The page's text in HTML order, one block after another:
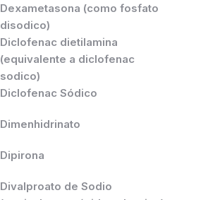
Dexametasona (como fosfato
disodico)
Diclofenac dietilamina
(equivalente a diclofenac
sodico)
Diclofenac Sódico
Dimenhidrinato
Dipirona
Divalproato de Sodio